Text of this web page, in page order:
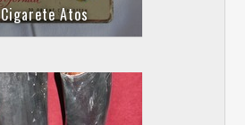
Cigarete Atos